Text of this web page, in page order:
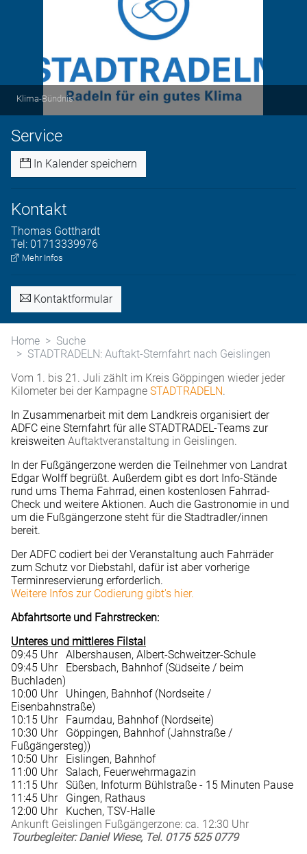
Klima-Bündnis
Service
In Kalender speichern
Kontakt
Thomas Gotthardt
Tel: 01713339976
Mehr Infos
Kontaktformular
Home
Suche
STADTRADELN: Auftakt-Sternfahrt nach Geislingen
Vom 1. bis 21. Juli zählt im Kreis Göppingen wieder jeder
Kilometer bei der Kampagne STADTRADELN.
In Zusammenarbeit mit dem Landkreis organisiert der
ADFC eine Sternfahrt für alle STADTRADEL-Teams zur
kreisweiten Auftaktveranstaltung in Geislingen.
In der Fußgängerzone werden die Teilnehmer von Landrat
Edgar Wolff begrüßt. Außerdem gibt es dort Info-Stände
rund ums Thema Fahrrad, einen kostenlosen Fahrrad-
Check und weitere Aktionen. Auch die Gastronomie in und
um die Fußgängerzone steht für die Stadtradler/innen
bereit.
Der ADFC codiert bei der Veranstaltung auch Fahrräder
zum Schutz vor Diebstahl, dafür ist aber vorherige
Terminreservierung erforderlich.
Weitere Infos zur Codierung gibt's hier.
Abfahrtsorte und Fahrstrecken:
Unteres und mittleres Filstal
09:45 Uhr Albershausen, Albert-Schweitzer-Schule
09:45 Uhr Ebersbach, Bahnhof (Südseite / beim
Buchladen)
10:00 Uhr Uhingen, Bahnhof (Nordseite /
Eisenbahnstraße)
10:15 Uhr Faurndau, Bahnhof (Nordseite)
10:30 Uhr Göppingen, Bahnhof (Jahnstraße /
Fußgängersteg))
10:50 Uhr Eislingen, Bahnhof
11:00 Uhr Salach, Feuerwehrmagazin
11:15 Uhr Süßen, Infoturm Bühlstraße - 15 Minuten Pause
11:45 Uhr Gingen, Rathaus
12:00 Uhr Kuchen, TSV-Halle
Ankunft Geislingen Fußgängerzone: ca. 12:30 Uhr
Tourbegleiter: Daniel Wiese, Tel. 0175 525 0779